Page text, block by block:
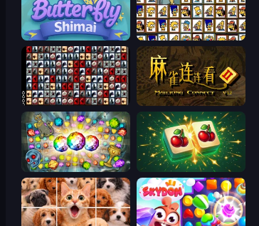
Butterfly Shimai Tiles of the Simpsons
War Mahjong Mahjong Connect 2 (Legacy)
Forgotten Treasure 2 Mahjong Puzzle: Tile Match